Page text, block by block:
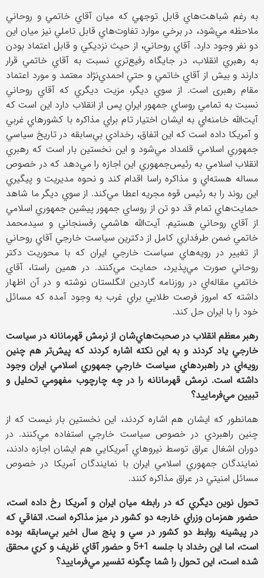
به رغم شباهت‌هاي قابل توجهي كه ميان آقاي خاتمي و روحاني
ملاحظه مي‌شود، در برخي موارد تفاوت‌هاي قابل تاملي نيز ميان اين
دو نفر وجود دارد. آقاي روحاني، از حيث نزديكي و قابل اعتماد بودن
به رهبري انقلاب، در جايگاه رفيع‌تري نسبت به آقاي خاتمي قرار
دارند و بيش از آقاي خاتمي و حتي احمدي‌نژاد معتمد و مورد اعتماد
مقام رهبری است. از سوي ديگر، مزيت ديگري كه آقاي روحاني
نسبت به تمامي روساي جمهور ايرانِ پس از انقلاب دارد اين است كه
آيت‌الله خامنه‌اي به ايشان اختيار تام براي مذاكره با كشورهاي غربي
و آمريكا داده است كه اين اتفاق، رخدادي بي‌سابقه در تاريخ سياسي
جمهوري اسلامي قلمداد مي‌شود و اين نخستين بار است كه رهبري
انقلاب اسلامي به رئيس‌جمهوري اين اجازه را مي‌دهد كه در خصوص
مساله هسته‌اي و مذاكره راسا اقدام كند و نحوه مديريت و پيگيري
اين روند را به رئيس قوه مجريه اعطا مي‌كند. از سوي ديگر ما شاهد
حمايت‌هاي تمام قد دو تن از روساي جمهور پيشين جمهوري اسلامي
از آقاي روحاني هستيم. آيت‌الله هاشمي رفسنجاني و سيدمحمد
خاتمي ضمن طرفداري كامل از دكترين سياست خارجي آقاي روحاني
از تغيير در رويه‌هاي سياست خارجي ايران كه با محوريت دكتر
روحاني صورت مي‌پذيرد، حمايت مي‌كنند. در همين راستا، آقاي
خاتمي مقاله‌اي در روزنامه گاردين انگلستان نوشته و در آن اظهار
داشته كه امروز فرصت طلايي براي غرب به وجود آمده كه مسائل
خود را با ايران حل كند.
رهبر معظم انقلاب در صحبت‌هاي‌شان از نرمش قهرمانانه در سياست
خارجي ياد كردند و به اين نكته اشاره كردند كه پيش‌تر هم چنين
رويه‌اي در راهبردهاي سياست خارجي جمهوري اسلامي ایران وجود
داشته است. نرمش قهرمانانه را در چه چارچوب مفهومي تحليل و
تبيين مي‌فرماييد؟
همانطور كه ايشان هم اشاره كردند، اين نخستين بار نيست كه از
چنين راهبردي در خصوص سياست خارجي استفاده مي‌كنند. در
دوران اشغال عراق توسط نيروهاي آمريكايي هم ايشان اجازه دادند،
نمايندگان جمهوري اسلامي ایران با نمايندگان آمريكا در خصوص
مسائل امنيتي در عراق مذاكره كنند.
تحول نوين ديگري كه در رابطه ميان ايران و آمريكا رخ داده است،
حضور همزمان وزراي خارجه دو كشور در ميز مذاكره است. اتفاقي كه
در پيشينه روابط دو كشور در سي و پنج سال اخير بي‌سابقه بوده
است، اما اين رخداد با جلسه 1+5 و حضور آقاي ظريف و كري محقق
شده است، اين تحول را شما چگونه تفسير مي‌فرماييد؟